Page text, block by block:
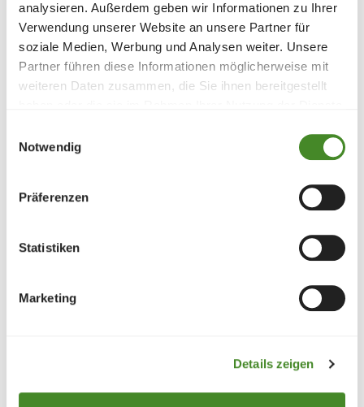
analysieren. Außerdem geben wir Informationen zu Ihrer
Verwendung unserer Website an unsere Partner für
soziale Medien, Werbung und Analysen weiter. Unsere
Partner führen diese Informationen möglicherweise mit
weiteren Daten zusammen, die Sie ihnen bereitgestellt
Notwendig
Präferenzen
Statistiken
Marketing
Details zeigen
Frühe Hilfe für belastete Familien in
Liechtenstein
SOS-Krisenzentrum in Österreich
SOS-Baby Home Griechenland
LiPay
Kryptowährung
WEITER